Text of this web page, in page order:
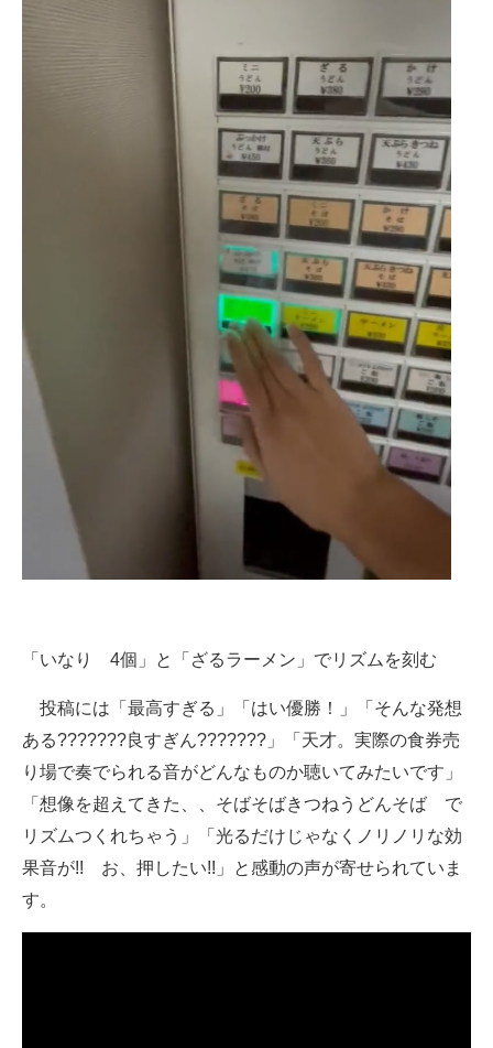
「いなり 4個」と「ざるラーメン」でリズムを刻む
投稿には「最高すぎる」「はい優勝！」「そんな発想
ある???????良すぎん???????」「天才。実際の食券売
り場で奏でられる音がどんなものか聴いてみたいです」
「想像を超えてきた、、そばそばきつねうどんそば で
リズムつくれちゃう」「光るだけじゃなくノリノリな効
果音が!! お、押したい!!」と感動の声が寄せられていま
す。